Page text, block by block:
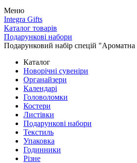
Меню
Integra Gifts
Каталог товарів
Подарункові набори
Подарунковий набір спецій "Ароматна
Каталог
Новорічні сувеніри
Органайзери
Календарі
Головоломки
Костери
Листівки
Подарункові набори
Текстиль
Упаковка
Годинники
Різне